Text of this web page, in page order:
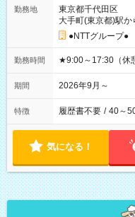
勤務地
東京都千代田区
大手町(東京都)駅か
●NTTグループ●
勤務時間 ★9:00～17:30（休
期間 2026年9月～
特徴 履歴書不要 / 40～
気になる！